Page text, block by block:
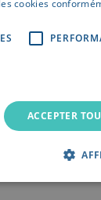
cookies
ACCEPTER